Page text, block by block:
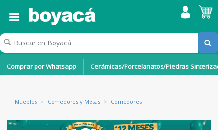
Comprar por Whatsapp Cerámicas/Porcelanatos/Piedras
Muebles > Comedores y Mesas > Comedores